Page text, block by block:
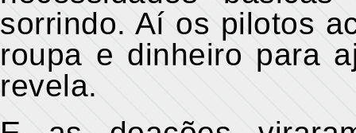
sorrindo. Aí os pilotos
roupa e dinheiro para
revela.